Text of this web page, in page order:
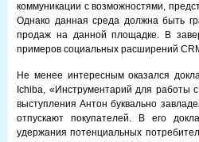
коммуникации с возможностями,
Однако данная среда должна быть
продаж на данной площадке. В
примеров социальных расширений
Не менее интересным оказался
Ichiba, «Инструментарий для работы
выступления Антон буквально
отпускают покупателей. В его
удержания потенциальных